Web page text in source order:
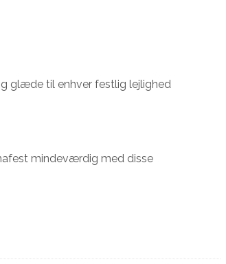
glæde til enhver festlig lejlighed
mindeværdig med disse